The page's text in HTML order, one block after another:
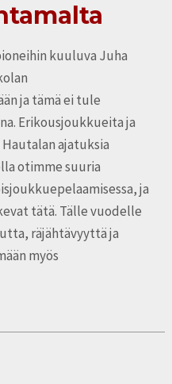
kuuluva Juha
ja tämä ei tule
Erikousjoukkueita ja
ajatuksia
otimme suuria
ja
tätä. Tälle vuodelle
räjähtävyyttä ja
myös